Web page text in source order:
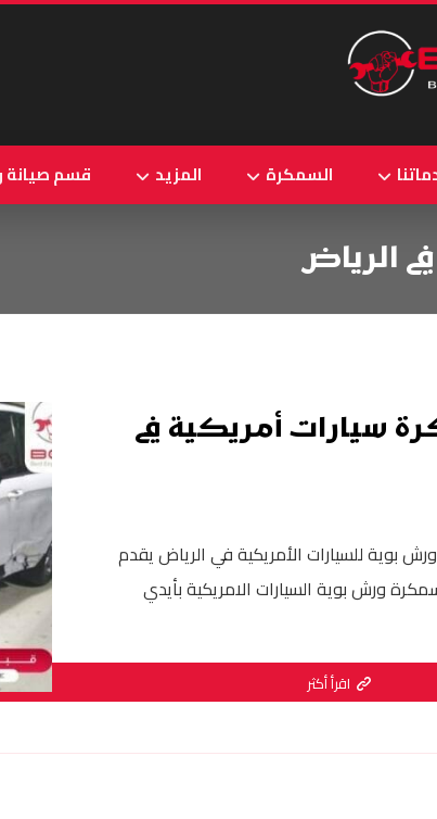
السمكرة المزيد قسم صيانة
الرياض
سيارات أمريكية في
بوية للسيارات الأمريكية في الرياض يقدم
ورش بوية السيارات الامريكية بأيدي
اقرأ أكثر